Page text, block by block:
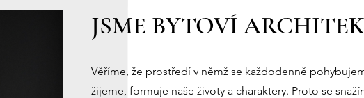
JSME BYTOVÍ
Věříme, že prostředí v němž se každodenně
žijeme, formuje naše životy a charaktery. Proto se